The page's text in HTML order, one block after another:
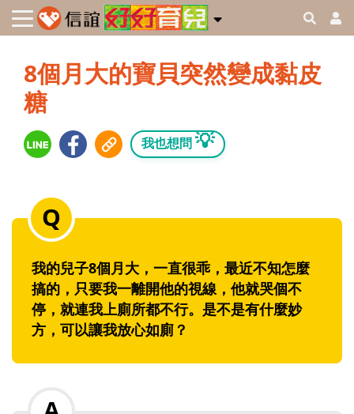
8個月大的寶貝突然變成黏皮
糖
我也想問 💡
我的兒子8個月大，一直很乖，最近不知怎麼
搞的，只要我一離開他的視線，他就哭個不
停，就連我上廁所都不行。是不是有什麼妙
方，可以讓我放心如廁？